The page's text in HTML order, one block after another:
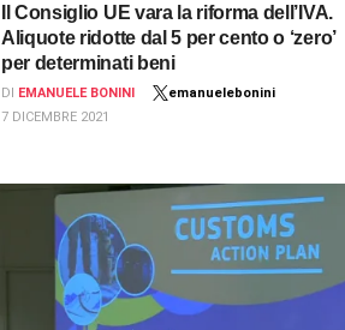
Il Consiglio UE vara la riforma dell’IVA.
Aliquote ridotte dal 5 per cento o ‘zero’
per determinati beni
DI EMANUELE BONINI
emanuelebonini
7 DICEMBRE 2021